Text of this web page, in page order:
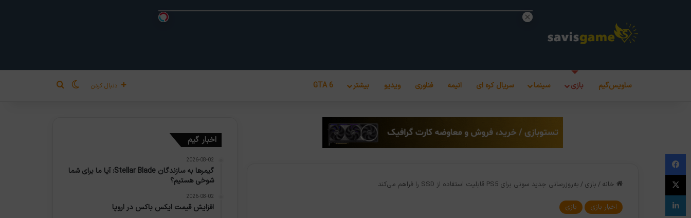
ساویس‌گیم بازی سینما سریال کره ای انیمه فناوری ویدیو بیشتر GTA 6 دنبال کردن تغییر پوسته
جستجو برای
خانه / بازی / به‌روزرسانی جدید سونی برای PS5 قابلیت استفاده از SSD را فراهم می‌کند
اخبار بازی بازی
اخبار گیم
2026-08-02
گیمرها به سازندگان Stellar Blade: آیا ما برای شما
شوخی هستیم؟
2026-08-02
افزایش قیمت ایکس باکس در اروپا
فیس بوک
X
لینکدین